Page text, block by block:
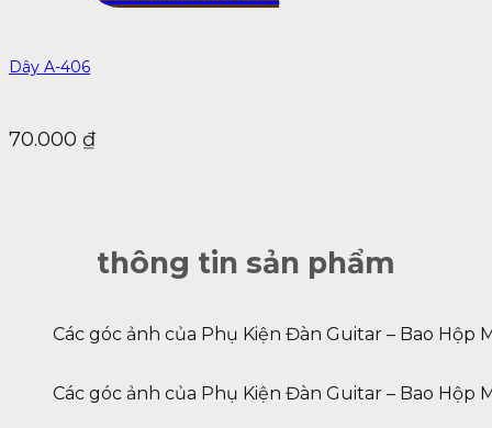
Dây A-406
70.000 ₫
thông tin sản phẩm
Các góc ảnh của Phụ Kiện Đàn Guitar – Bao
Các góc ảnh của Phụ Kiện Đàn Guitar – Bao